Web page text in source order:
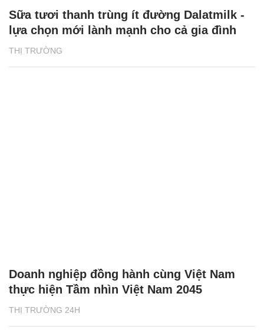
THỊ TRƯỜNG
Sữa tươi thanh trùng ít đường Dalatmilk -
lựa chọn mới lành mạnh cho cả gia đình
THỊ TRƯỜNG 24H
Doanh nghiệp đồng hành cùng Việt Nam
thực hiện Tầm nhìn Việt Nam 2045